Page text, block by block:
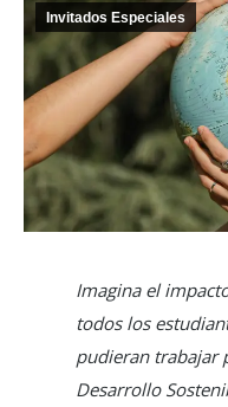
Invitados Especiales
Imagina el
todos los
pudieran trabajar
Desarrollo